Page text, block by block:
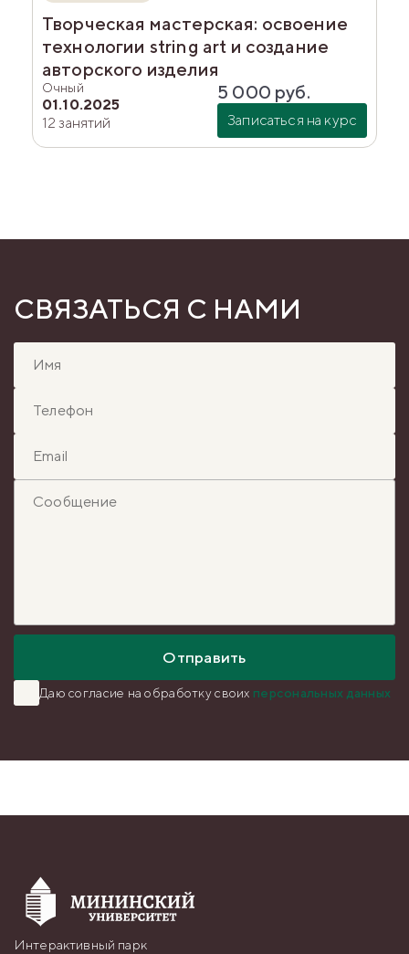
Творческая мастерская: освоение
технологии string art и создание
авторского изделия
Очный
01.10.2025
12 занятий
5 000 руб.
Записаться на курс
СВЯЗАТЬСЯ С НАМИ
Отправить
Даю согласие на обработкусвоих персональных данных
Интерактивный парк